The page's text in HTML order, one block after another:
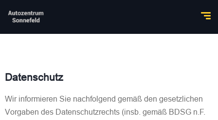
Datenschutz
Wir informieren Sie nachfolgend gemäß den gesetzlichen
Vorgaben des Datenschutzrechts (insb. gemäß BDSG n.F.